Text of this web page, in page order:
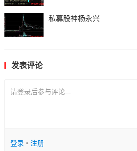
私募股神杨永兴
发表评论
请登录后参与评论...
登录• 注册